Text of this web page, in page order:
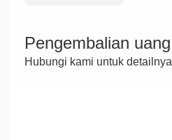
Pengembalian uang
Hubungi kami untuk detailnya